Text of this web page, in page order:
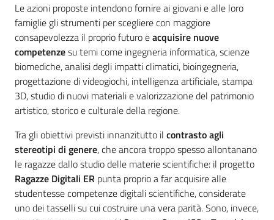
Le azioni proposte intendono fornire ai giovani e alle loro
famiglie gli strumenti per scegliere con maggiore
consapevolezza il proprio futuro eacquisire nuove
competenzesu temi come ingegneria informatica, scienze
biomediche, analisi degli impatti climatici, bioingegneria,
progettazione di videogiochi, intelligenza artificiale, stampa
3D, studio di nuovi materiali e valorizzazione del patrimonio
artistico, storico e culturale della regione.
Tra gli obiettivi previsti innanzitutto il contrasto agli
stereotipi di genere, che ancora troppo spesso allontanano
le ragazze dallo studio delle materie scientifiche: il progetto
Ragazze Digitali ER punta proprio a far acquisire alle
studentesse competenze digitali scientifiche, considerate
uno dei tasselli su cui costruire una vera parità. Sono, invece,